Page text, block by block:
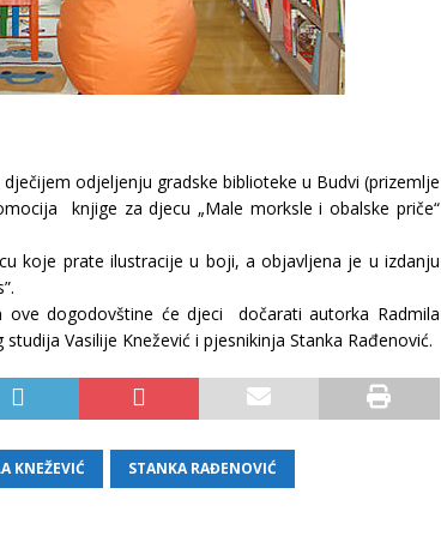
odjeljenju gradske biblioteke u Budvi (prizemlje
knjige za djecu „Male morksle i obalske priče“
koje prate ilustracije u boji, a objavljena je u izdanju
ove dogodovštine će djeci dočarati autorka Radmila
Vasilije Knežević i pjesnikinja Stanka Rađenović.
KNEŽEVIĆ STANKA RAĐENOVIĆ